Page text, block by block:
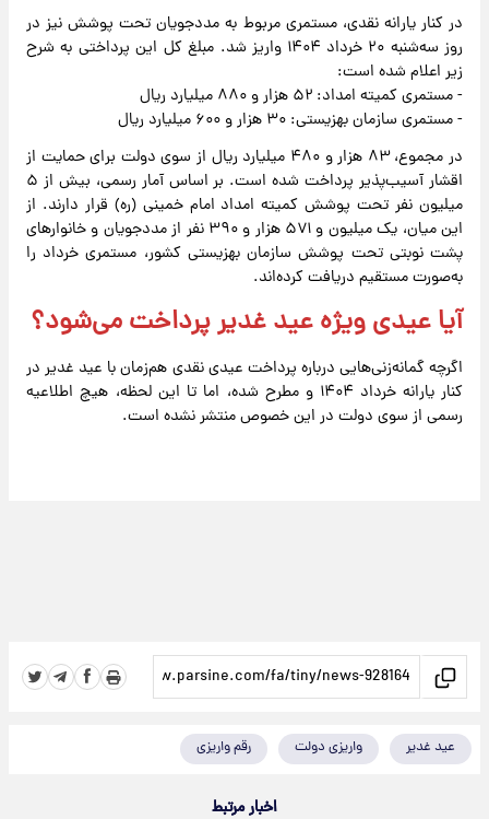
در کنار یارانه نقدی، مستمری مربوط به مددجویان تحت پوشش نیز در
روز سه‌شنبه ۲۰ خرداد ۱۴۰۴ واریز شد. مبلغ کل این پرداختی به شرح
زیر اعلام شده است:
- مستمری کمیته امداد: ۵۲ هزار و ۸۸۰ میلیارد ریال
- مستمری سازمان بهزیستی: ۳۰ هزار و ۶۰۰ میلیارد ریال
در مجموع، ۸۳ هزار و ۴۸۰ میلیارد ریال از سوی دولت برای حمایت از
اقشار آسیب‌پذیر پرداخت شده است. بر اساس آمار رسمی، بیش از ۵
میلیون نفر تحت پوشش کمیته امداد امام خمینی (ره) قرار دارند. از
این میان، یک میلیون و ۵۷۱ هزار و ۳۹۰ نفر از مددجویان و خانوارهای
پشت نوبتی تحت پوشش سازمان بهزیستی کشور، مستمری خرداد را
به‌صورت مستقیم دریافت کرده‌اند.
آیا عیدی ویژه عید غدیر پرداخت می‌شود؟
اگرچه گمانه‌زنی‌هایی درباره پرداخت عیدی نقدی هم‌زمان با عید غدیر در
کنار یارانه خرداد ۱۴۰۴ و مطرح شده، اما تا این لحظه، هیچ اطلاعیه
رسمی از سوی دولت در این خصوص منتشر نشده است.
عید غدیر واریزی دولت رقم واریزی
اخبار مرتبط